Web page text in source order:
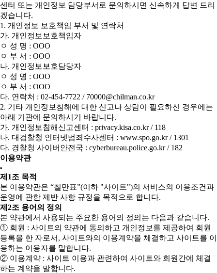
센터 또는 개인정보 담당부서로 문의하시면 신속하게 답변 드리
겠습니다.
1. 개인정보 보호책임 부서 및 연락처
가. 개인정보보호책임자
ㅇ 성 명 : OOO
ㅇ 부 서 : OOO
나. 개인정보보호담당자
ㅇ 성 명 : OOO
ㅇ 부 서 : OOO
다. 연락처 : 02-454-7722 / 70000@chilman.co.kr
2. 기타 개인정보침해에 대한 신고나 상담이 필요하신 경우에는
아래 기관에 문의하시기 바랍니다.
가. 개인정보침해신고센터 : privacy.kisa.co.kr / 118
나. 대검찰청 인터넷범죄수사센터 : www.spo.go.kr / 1301
다. 경찰청 사이버안전국 : cyberbureau.police.go.kr / 182
이용약관
제1조 목적
본 이용약관은 “칠만표”(이하 "사이트")의 서비스의 이용조건과
운영에 관한 제반 사항 규정을 목적으로 합니다.
제2조 용어의 정의
본 약관에서 사용되는 주요한 용어의 정의는 다음과 같습니다.
① 회원 : 사이트의 약관에 동의하고 개인정보를 제공하여 회원
등록을 한 자로서, 사이트와의 이용계약을 체결하고 사이트를 이
용하는 이용자를 말합니다.
② 이용계약 : 사이트 이용과 관련하여 사이트와 회원간에 체결
하는 계약을 말합니다.